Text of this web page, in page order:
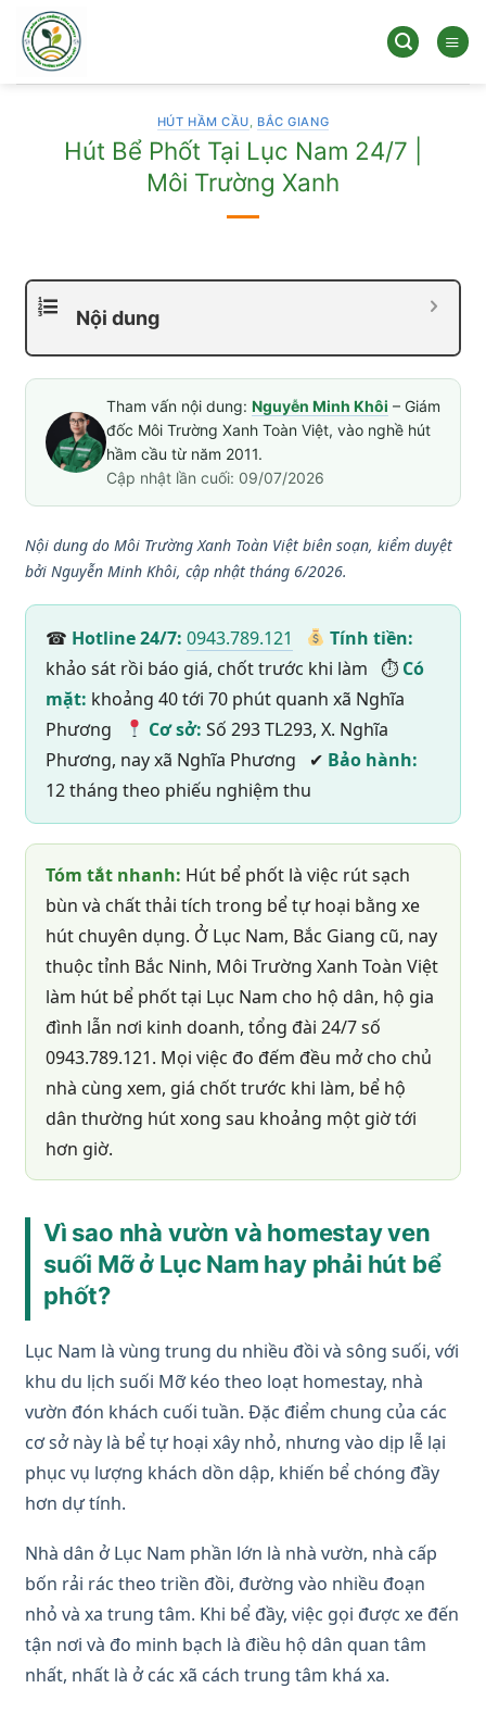
qua
dung
HÚT HẦM CẦU, BẮC GIANG
Hút Bể Phốt Tại Lục Nam 24/7 |
Môi Trường Xanh
Nội dung
Tham vấn nội dung: Nguyễn Minh Khôi – Giám
đốc Môi Trường Xanh Toàn Việt, vào nghề hút
hầm cầu từ năm 2011.
Cập nhật lần cuối: 09/07/2026
Nội dung do Môi Trường Xanh Toàn Việt biên soạn, kiểm duyệt
bởi Nguyễn Minh Khôi, cập nhật tháng 6/2026.
☎ Hotline 24/7: 0943.789.121
Tính tiền:
khảo sát rồi báo giá, chốt trước khi làm ⏱ Có
mặt: khoảng 40 tới 70 phút quanh xã Nghĩa
Phương
Cơ sở: Số 293 TL293, X. Nghĩa
Phương, nay xã Nghĩa Phương ✔ Bảo hành:
12 tháng theo phiếu nghiệm thu
Tóm tắt nhanh: Hút bể phốt là việc rút sạch
bùn và chất thải tích trong bể tự hoại bằng xe
hút chuyên dụng. Ở Lục Nam, Bắc Giang cũ, nay
thuộc tỉnh Bắc Ninh, Môi Trường Xanh Toàn Việt
làm hút bể phốt tại Lục Nam cho hộ dân, hộ gia
đình lẫn nơi kinh doanh, tổng đài 24/7 số
0943.789.121. Mọi việc đo đếm đều mở cho chủ
nhà cùng xem, giá chốt trước khi làm, bể hộ
dân thường hút xong sau khoảng một giờ tới
hơn giờ.
Vì sao nhà vườn và homestay ven
suối Mỡ ở Lục Nam hay phải hút bể
phốt?
Lục Nam là vùng trung du nhiều đồi và sông suối, với
khu du lịch suối Mỡ kéo theo loạt homestay, nhà
vườn đón khách cuối tuần. Đặc điểm chung của các
cơ sở này là bể tự hoại xây nhỏ, nhưng vào dịp lễ lại
phục vụ lượng khách dồn dập, khiến bể chóng đầy
hơn dự tính.
Nhà dân ở Lục Nam phần lớn là nhà vườn, nhà cấp
bốn rải rác theo triền đồi, đường vào nhiều đoạn
nhỏ và xa trung tâm. Khi bể đầy, việc gọi được xe đến
tận nơi và đo minh bạch là điều hộ dân quan tâm
nhất, nhất là ở các xã cách trung tâm khá xa.